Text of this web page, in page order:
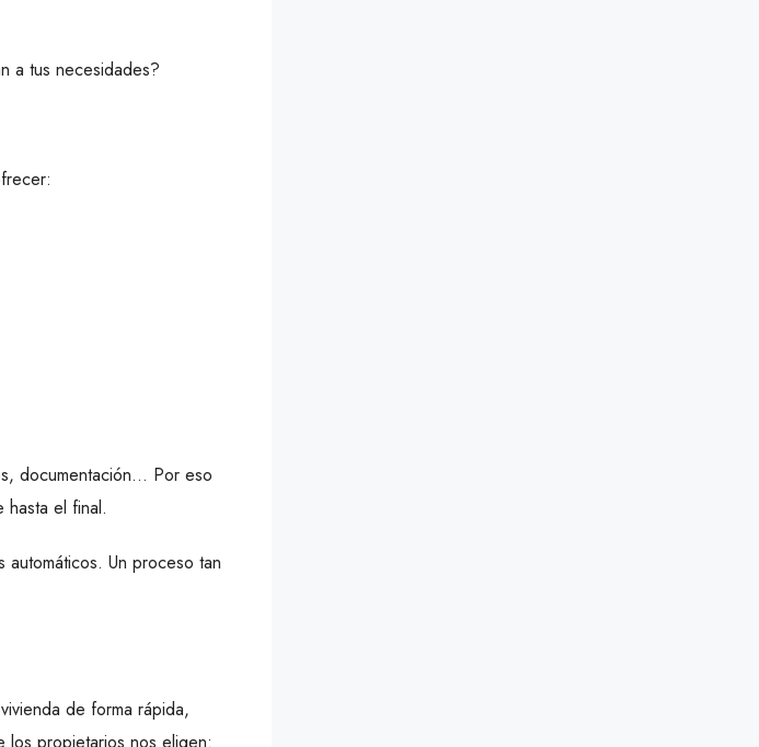
a tus necesidades?
documentación… Por eso
hasta el final.
Un proceso tan
de forma rápida,
los propietarios nos eligen: